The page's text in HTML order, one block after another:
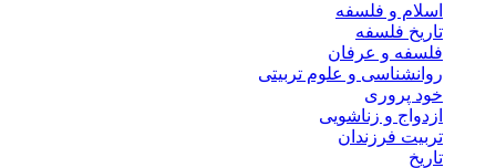
اسلام و فلسفه
تاریخ فلسفه
فلسفه و عرفان
روانشناسی و علوم تربیتی
خود پروری
ازدواج و زناشویی
تربیت فرزندان
تاریخ